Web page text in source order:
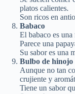
platos calientes.
Son ricos en
Babaco
El babaco es
Parece una
Su sabor es una
Bulbo de hinojo
Aunque no tan
crujiente y
Tiene un sabor